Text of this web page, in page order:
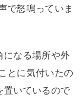
で怒鳴っていま
なる場所や外
とに気付いたの
置いているので